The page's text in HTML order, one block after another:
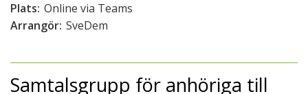
Plats: Online via Teams
Arrangör: SveDem
Samtalsgrupp för anhöriga till